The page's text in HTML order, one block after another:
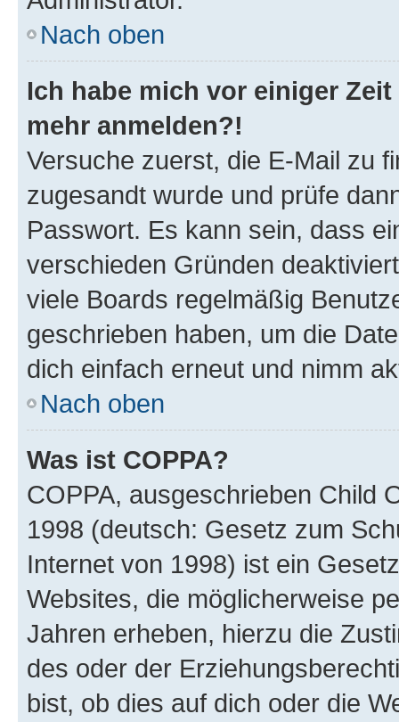
Nach oben
Ich habe mich vor einiger
mehr anmelden?!
Versuche zuerst, die E-Mail zu
zugesandt wurde und prüfe
Passwort. Es kann sein, dass
verschieden Gründen
viele Boards regelmäßig
geschrieben haben, um die
dich einfach erneut und nimm
Nach oben
Was ist COPPA?
COPPA, ausgeschrieben Child
1998 (deutsch: Gesetz zum
Internet von 1998) ist ein
Websites, die möglicherweise
Jahren erheben, hierzu die
des oder der
bist, ob dies auf dich oder die